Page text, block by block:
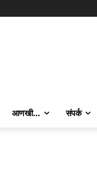
आणखी… संपर्क